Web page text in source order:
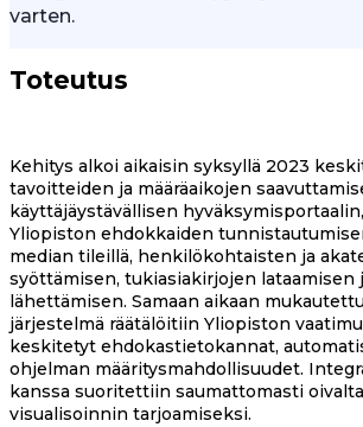
varten.
Toteutus
Kehitys alkoi aikaisin syksyllä 2023
tavoitteiden ja määräaikojen
käyttäjäystävällisen
Yliopiston ehdokkaiden
median tileillä, henkilökohtaisten ja
syöttämisen, tukiasiakirjojen lataamisen
lähettämisen. Samaan aikaan
järjestelmä räätälöitiin Yliopiston
keskitetyt ehdokastietokannat,
ohjelman määritysmahdollisuudet.
kanssa suoritettiin saumattomasti
visualisoinnin tarjoamiseksi.